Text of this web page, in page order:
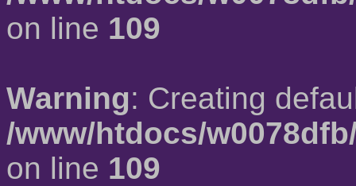
on line 109
Warning: Creating
/www/htdocs/
on line 109